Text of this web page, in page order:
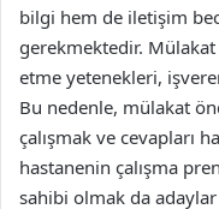
bilgi hem de iletişim
gerekmektedir. Mülakat
etme yetenekleri,
Bu nedenle, mülakat
çalışmak ve cevapları
hastanenin çalışma
sahibi olmak da